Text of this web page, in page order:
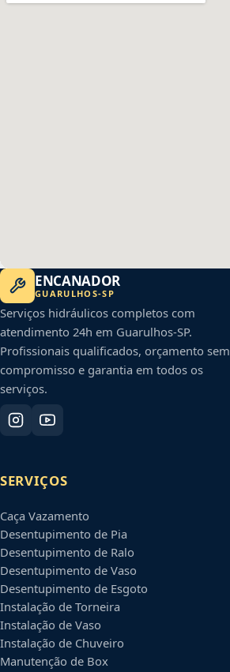
ENCANADOR
GUARULHOS-SP
Serviços hidráulicos completos com
atendimento 24h em Guarulhos-SP.
Profissionais qualificados, orçamento sem
compromisso e garantia em todos os
serviços.
SERVIÇOS
Caça Vazamento
Desentupimento de Pia
Desentupimento de Ralo
Desentupimento de Vaso
Desentupimento de Esgoto
Instalação de Torneira
Instalação de Vaso
Instalação de Chuveiro
Manutenção de Box